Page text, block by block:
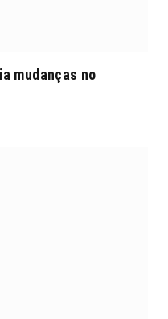
mudanças no